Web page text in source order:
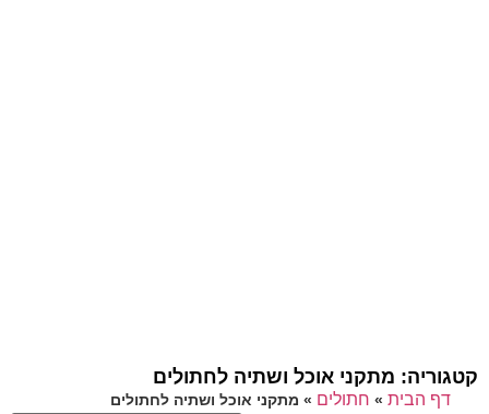
קטגוריה: מתקני אוכל ושתיה לחתולים
דף הבית » חתולים » מתקני אוכל ושתיה לחתולים